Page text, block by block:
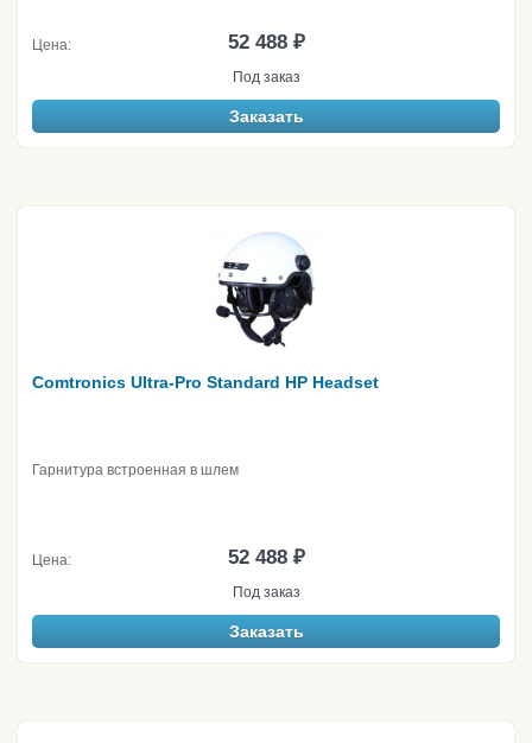
Цена: 52 488 ₽
Под заказ
Заказать
Comtronics Ultra-Pro Standard HP Headset
Гарнитура встроенная в шлем
Цена: 52 488 ₽
Под заказ
Заказать